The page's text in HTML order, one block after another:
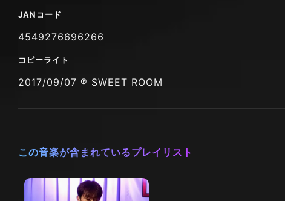
JANコード
4549276696266
コピーライト
2017/09/07 ℗ SWEET ROOM
この音楽が含まれているプレイリスト